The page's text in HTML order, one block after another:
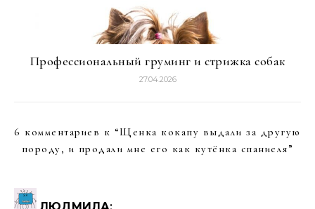
Профессиональный груминг и стрижка собак
27.04.2026
6 комментариев к “Щенка кокапу выдали за другую
породу, и продали мне его как кутёнка спаниеля”